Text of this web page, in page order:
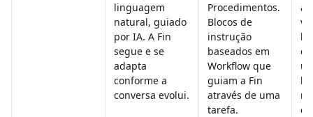
linguagem
natural, guiado
por IA. A Fin
segue e se
adapta
conforme a
conversa evolui.
Procedimentos.
Blocos de
instrução
baseados em
Workflow que
guiam a Fin
através de uma
tarefa.